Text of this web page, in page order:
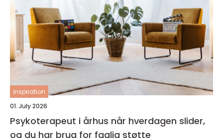
inspiration
01. July 2026
Psykoterapeut i århus når hverdagen slider,
og du har brug for faglig støtte